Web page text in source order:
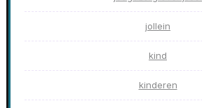
jollein
kind
kinderen